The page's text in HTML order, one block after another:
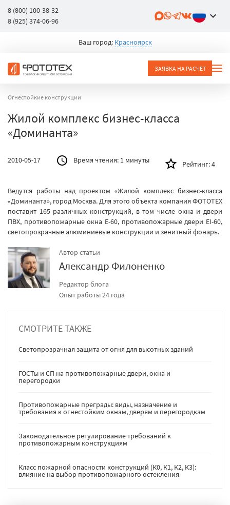
8 (800) 100-38-32
8 (925) 374-06-96
Ваш город: Красноярск
ЗАЯВКА НА РАСЧЁТ
Огнестойкие конструкции
Жилой комплекс бизнес-класса
«Доминанта»
2010-05-17 Время чтения: 1 минуты Рейтинг:4
Ведутся работы над проектом «Жилой комплекс бизнес-класса
«Доминанта», город Москва. Для этого объекта компания ФОТОТЕХ
поставит 165 различных конструкций, в том числе окна и двери
ПВХ, противопожарные окна E-60, противопожарные двери EI-60,
светопрозрачные алюминиевые конструкции и зенитный фонарь.
Автор статьи
Александр Филоненко
Редактор блога
Опыт работы 24 года
СМОТРИТЕ ТАКЖЕ
Светопрозрачная защита от огня для высотных зданий
ГОСТы и СП на противопожарные двери, окна и
перегородки
Противопожарные преграды: виды, назначение и
требования к огнестойким окнам, дверям и перегородкам
Законодательное регулирование требований к
противопожарным конструкциям
Класс пожарной опасности конструкций (К0, К1, К2, К3):
влияние на выбор противопожарного остекления